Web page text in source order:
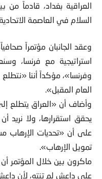
العراقية بغداد، قادماً
السلام في العاصمة
وعقد الجانبان مؤتمراً
استراتيجية مع فرنسا،
وفرنسا»، مؤكداً أننا
العام المقبل».
وأضاف أن «العراق يتطلع
يحقق استقرارها، ولا نريد
على أن «تحديات الإرهاب
تمويل الإرهاب».
ماكرون بين خلال المؤتمر
على داعش لم تنته، لأن